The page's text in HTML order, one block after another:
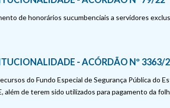
de honorários sucumbenciais a servidores
- ACÓRDÃO Nº 3363/
do Fundo Especial de Segurança Pública do
além de terem sido utilizados para pagamento da